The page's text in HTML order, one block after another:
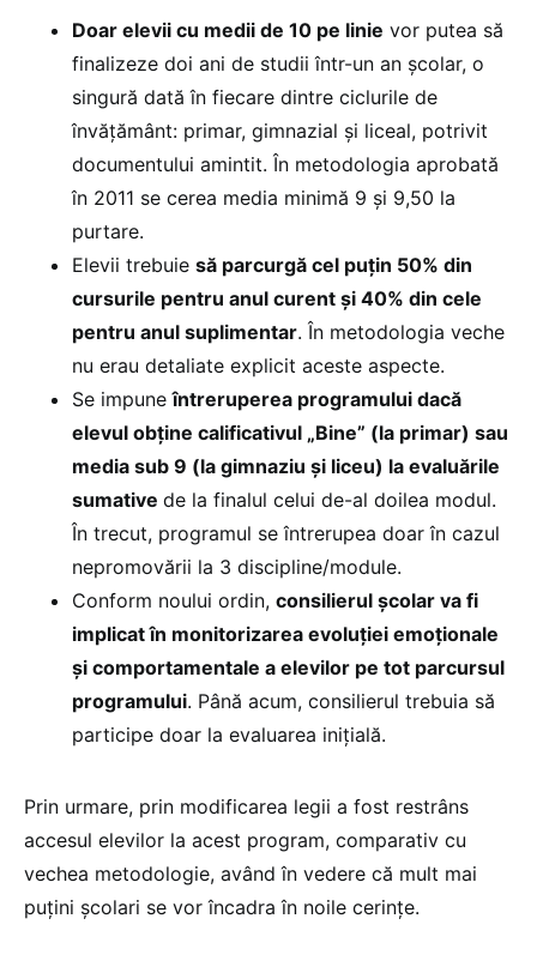
Doar elevii cu medii de 10 pe linie vor putea să
finalizeze doi ani de studii într-un an școlar, o
singură dată în fiecare dintre ciclurile de
învăţământ: primar, gimnazial şi liceal, potrivit
documentului amintit. În metodologia aprobată
în 2011 se cerea media minimă 9 și 9,50 la
purtare.
Elevii trebuie să parcurgă cel puțin 50% din
cursurile pentru anul curent și 40% din cele
pentru anul suplimentar. În metodologia veche
nu erau detaliate explicit aceste aspecte.
Se impuneîntreruperea programului dacă
elevul obține calificativul „Bine” (la primar) sau
media sub 9 (la gimnaziu și liceu) la evaluările
sumative de la finalul celui de-al doilea modul.
În trecut, programul se întrerupea doar în cazul
nepromovării la 3 discipline/module.
Conform noului ordin, consilierul școlar va fi
implicat în monitorizarea evoluției emoționale
și comportamentale a elevilor pe tot parcursul
programului. Până acum, consilierul trebuia să
participe doar la evaluarea inițială.
Prin urmare, prin modificarea legii a fost restrâns
accesul elevilor la acest program, comparativ cu
vechea metodologie, având în vedere că mult mai
puțini școlari se vor încadra în noile cerințe.